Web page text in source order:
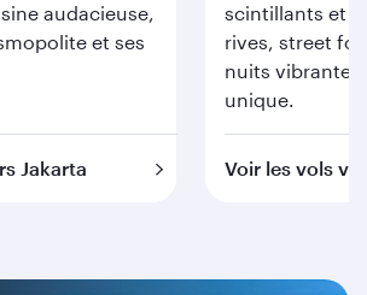
audacieuse,
et ses
Jakarta
scintillants et
rives, street
nuits vibrantes
unique.
Voir les vols